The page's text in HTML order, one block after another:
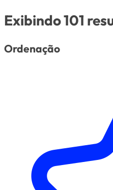
Exibindo 101
Ordenação